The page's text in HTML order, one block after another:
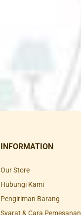
INFORMATION
Our Store
Hubungi Kami
Pengiriman Barang
Syarat & Cara Pemesanan